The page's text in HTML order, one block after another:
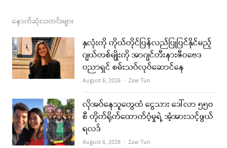
c
e
b
o
k
s
t
a
g
a
m
s
t
u
b
e
i
l
နောက်ဆုံးသတင်းများ
နှလုံးကို ကိုယ်တိုင်ပြန်လည်ပြုပြင်နိုင်မည့်
ဂျယ်တစ်မျိုးကို အာဂျင်တီးနားဇီဝဗေဒ
ပညာရှင် စမ်းသပ်လုပ်ဆောင်နေ
August 6, 2026 Author
Zaw Tun
လိုအပ်နေသူတွေထံ ငွေသား ဒေါ်လာ ၅၅၀
စီ တိုက်ရိုက်ထောက်ပံ့မှုရဲ့ အံ့အားသင့်ဖွယ်
ရလဒ်
August 6, 2026 Author
Zaw Tun